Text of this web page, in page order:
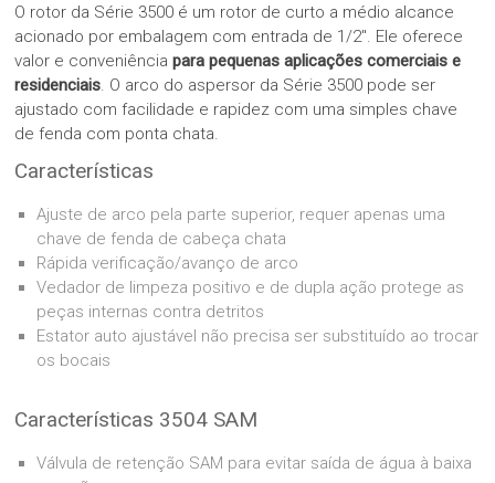
O rotor da Série 3500 é um rotor de curto a médio alcance
acionado por embalagem com entrada de 1/2″. Ele oferece
valor e conveniênciapara pequenas aplicações comerciais e
residenciais. O arco do aspersor da Série 3500 pode ser
ajustado com facilidade e rapidez com uma simples chave
de fenda com ponta chata.
Características
Ajuste de arco pela parte superior, requer apenas uma
chave de fenda de cabeça chata
Rápida verificação/avanço de arco
Vedador de limpeza positivo e de dupla ação protege as
peças internas contra detritos
Estator auto ajustável não precisa ser substituído ao trocar
os bocais
Características 3504 SAM
Válvula de retenção SAM para evitar saída de água à baixa